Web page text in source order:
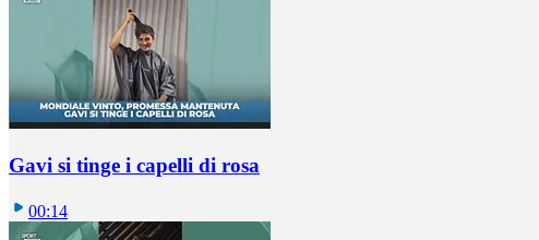
Gavi si tinge i capelli di rosa
00:14